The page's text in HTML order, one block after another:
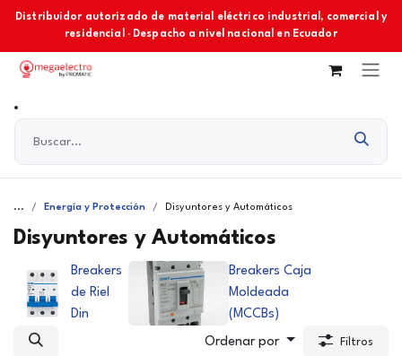
Ir al contenido
Distribuidor autorizado de material eléctrico industrial, comercial y
residencial · Despacho a nivel nacional en Ecuador
... Energía y Protección Disyuntores y Automáticos
Disyuntores y Automáticos
Breakers
de Riel
Din
Breakers Caja
Moldeada
(MCCBs)
Ordenar por Filtros